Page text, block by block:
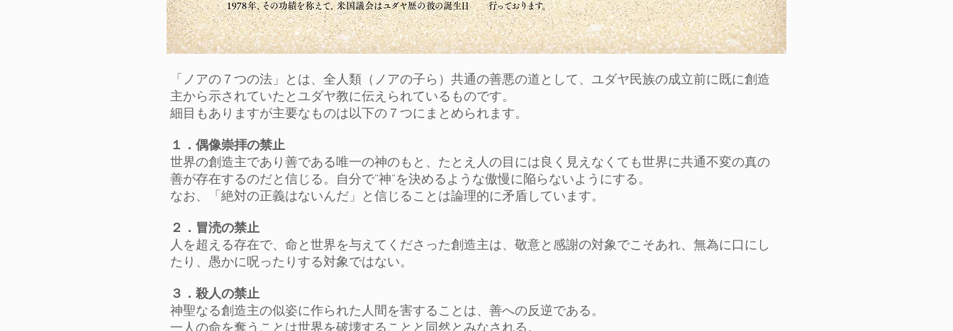
「ノアの７つの法」とは、全人類（ノアの子ら）共通の善悪の道として、ユダヤ民族の成立前に既に創造
主から示されていたとユダヤ教に伝えられているものです。
細目もありますが主要なものは以下の７つにまとめられます。
１．偶像崇拝の禁止
世界の創造主であり善である唯一の神のもと、たとえ人の目には良く見えなくても世界に共通不変の真の
善が存在するのだと信じる。自分で”神”を決めるような傲慢に陥らないようにする。
なお、「絶対の正義はないんだ」と信じることは論理的に矛盾しています。
２．冒涜の禁止
人を超える存在で、命と世界を与えてくださった創造主は、敬意と感謝の対象でこそあれ、無為に口にし
たり、愚かに呪ったりする対象ではない。
３．殺人の禁止
神聖なる創造主の似姿に作られた人間を害することは、善への反逆である。